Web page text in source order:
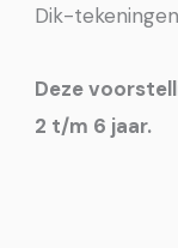
Dik-
Deze
2 t/m 6 jaar.